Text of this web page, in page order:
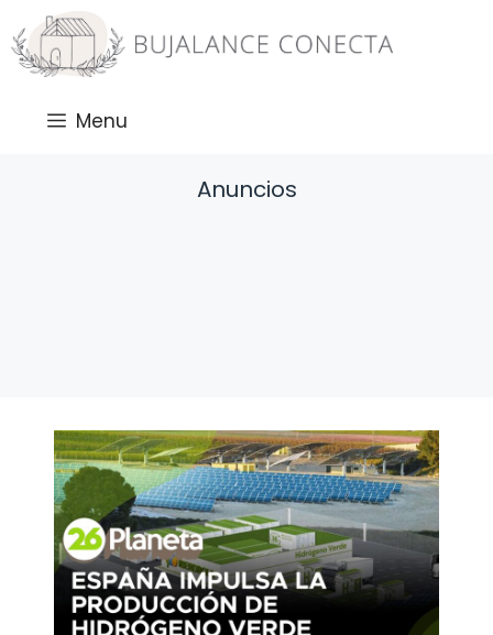
Saltar
al
contenido
Menu
Anuncios